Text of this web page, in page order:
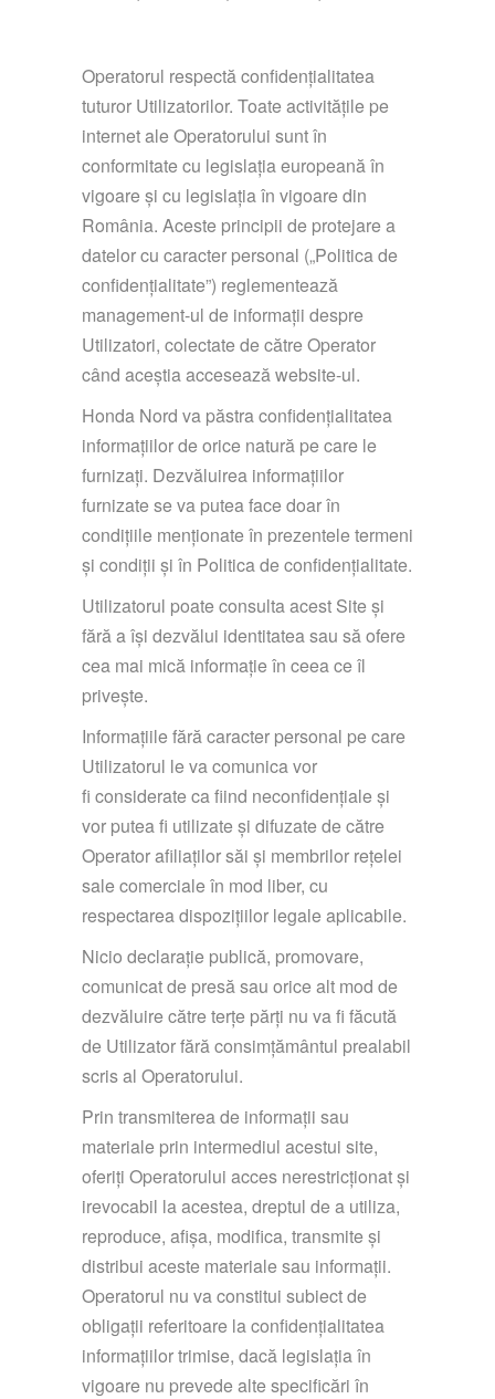
Operatorul respectă confidențialitatea
tuturor Utilizatorilor. Toate activitățile pe
internet ale Operatorului sunt în
conformitate cu legislația europeană în
vigoare și cu legislația în vigoare din
România. Aceste principii de protejare a
datelor cu caracter personal („Politica de
confidențialitate”) reglementează
management-ul de informații despre
Utilizatori, colectate de către Operator
când aceștia accesează website-ul.
Honda Nord va păstra confidențialitatea
informațiilor de orice natură pe care le
furnizați. Dezvăluirea informațiilor
furnizate se va putea face doar în
condițiile menționate în prezentele termeni
și condiții și în Politica de confidențialitate.
Utilizatorul poate consulta acest Site și
fără a își dezvălui identitatea sau să ofere
cea mai mică informație în ceea ce îl
privește.
Informațiile fără caracter personal pe care
Utilizatorul le va comunica vor
fi considerate ca fiind neconfidențiale și
vor putea fi utilizate și difuzate de către
Operator afiliaților săi și membrilor rețelei
sale comerciale în mod liber, cu
respectarea dispozițiilor legale aplicabile.
Nicio declarație publică, promovare,
comunicat de presă sau orice alt mod de
dezvăluire către terțe părți nu va fi făcută
de Utilizator fără consimțământul prealabil
scris al Operatorului.
Prin transmiterea de informații sau
materiale prin intermediul acestui site,
oferiți Operatorului acces nerestricționat și
irevocabil la acestea, dreptul de a utiliza,
reproduce, afișa, modifica, transmite și
distribui aceste materiale sau informații.
Operatorul nu va constitui subiect de
obligații referitoare la confidențialitatea
informațiilor trimise, dacă legislația în
vigoare nu prevede alte specificări în